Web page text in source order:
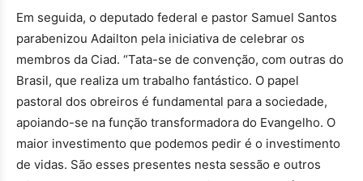
Em seguida, o deputado federal e pastor Samuel Santos
parabenizou Adailton pela iniciativa de celebrar os
membros da Ciad. “Tata-se de convenção, com outras do
Brasil, que realiza um trabalho fantástico. O papel
pastoral dos obreiros é fundamental para a sociedade,
apoiando-se na função transformadora do Evangelho. O
maior investimento que podemos pedir é o investimento
de vidas. São esses presentes nesta sessão e outros